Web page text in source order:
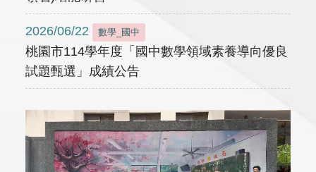
2026/06/22 數學_國中
桃園市114學年度「國中數學領域素養導向優良
試題甄選」成績公告